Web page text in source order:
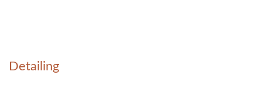
Detailing